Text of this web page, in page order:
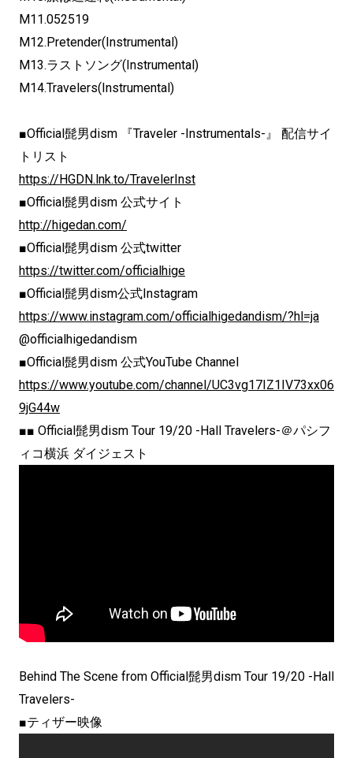
M11.052519
M12.Pretender(Instrumental)
M13.ラストソング(Instrumental)
M14.Travelers(Instrumental)
■Official髭男dism 『Traveler -Instrumentals-』 配信サイ
トリスト
https://HGDN.lnk.to/TravelerInst
■Official髭男dism 公式サイト
http://higedan.com/
■Official髭男dism 公式twitter
https://twitter.com/officialhige
■Official髭男dism公式Instagram
https://www.instagram.com/officialhigedandism/?hl=ja
@officialhigedandism
■Official髭男dism 公式YouTube Channel
https://www.youtube.com/channel/UC3vg17IZ1IV73xx06
9jG44w
■■ Official髭男dism Tour 19/20 -Hall Travelers-＠パシフ
ィコ横浜 ダイジェスト
Behind The Scene from Official髭男dism Tour 19/20 -Hall
Travelers-
■ティザー映像